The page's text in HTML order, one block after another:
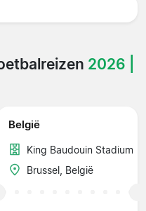
2026 |
België
King Baudouin Stadium
Brussel, België